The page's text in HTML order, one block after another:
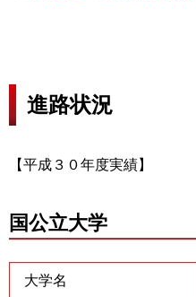
進路状況
【平成３０年度実績】
国公立大学
大学名